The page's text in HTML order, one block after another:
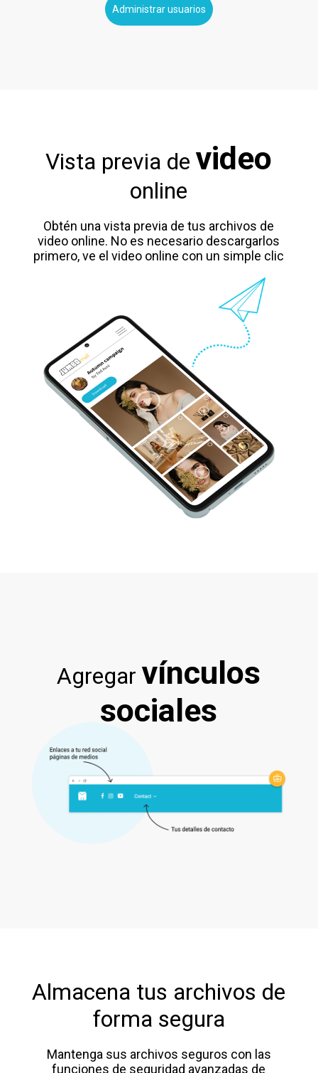
Administrar usuarios
Vista previa devideo
online
Obtén una vista previa de tus archivos de
video online. No es necesario descargarlos
primero, ve el video online con un simple clic
Agregarvínculos
sociales
Almacena tus archivos de
forma segura
Mantenga sus archivos seguros con las
funciones de seguridad avanzadas de